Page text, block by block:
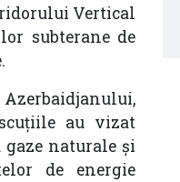
Vertical
subterane de
au vizat
naturale și
de energie